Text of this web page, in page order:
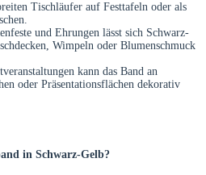
Tischläufer auf Festtafeln oder als
und Ehrungen lässt sich Schwarz-
Wimpeln oder Blumenschmuck
kann das Band an
oder Präsentationsflächen dekorativ
in Schwarz-Gelb?